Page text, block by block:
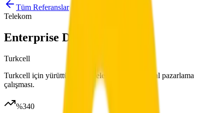
Tüm Referanslar
Telekom
Enterprise Dijital Pazarlama
Turkcell
Turkcell için yürüttüğümüz Telekom odaklı dijital pazarlama
çalışması.
%340